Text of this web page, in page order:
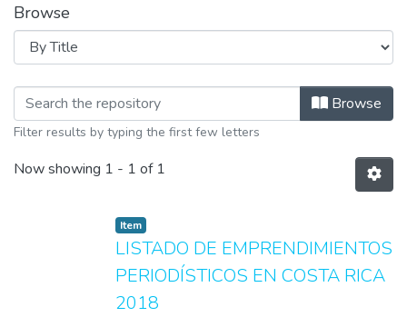
Browse
Browsing Medios de comunicación
Browse
Filter results by typing the first few letters
Now showing 1 - 1 of 1
Item
LISTADO DE EMPRENDIMIENTOS
PERIODÍSTICOS EN COSTA RICA
2018